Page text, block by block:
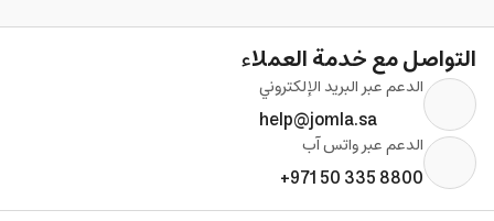
التواصل مع خدمة العملاء
الدعم عبر البريد الإلكتروني
help@jomla.sa
الدعم عبر واتس آب
+971 50 335 8800